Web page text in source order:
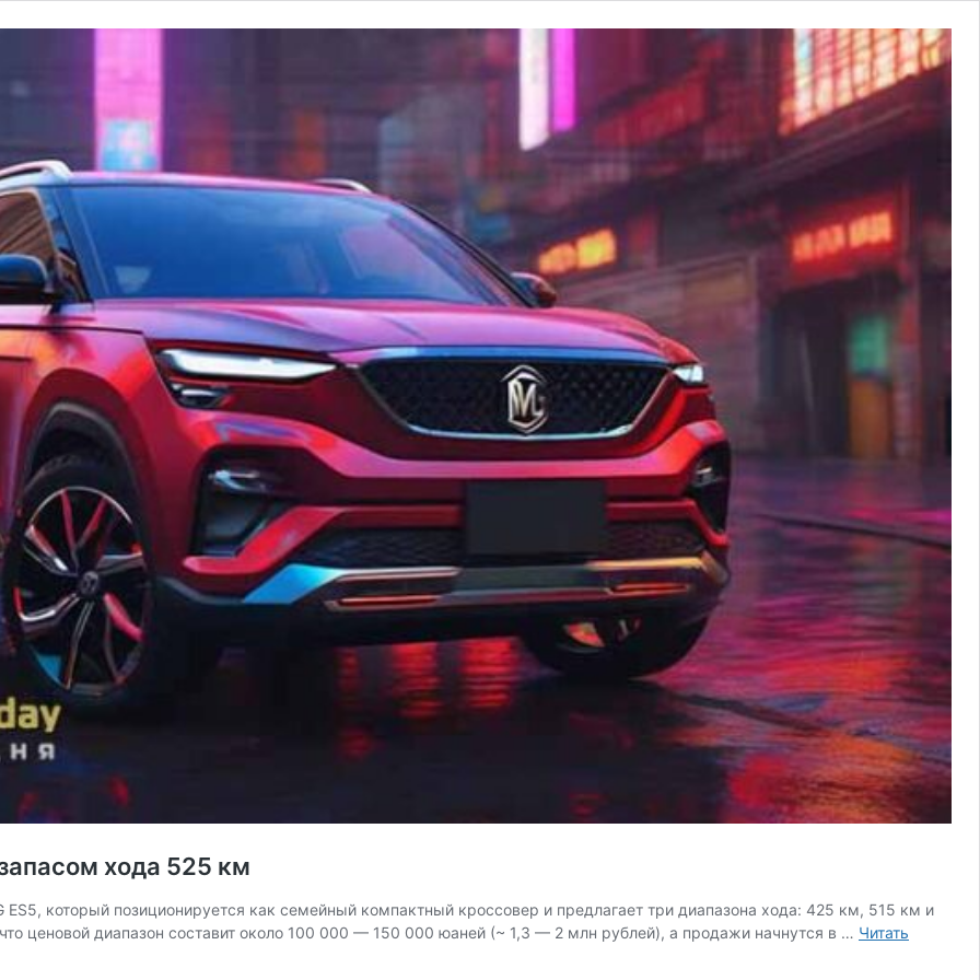
хода 525 км
ES5, который позиционируется как семейный компактный кроссовер и предлагает три диапазона хода: 425 км, 515 км и
ценовой диапазон составит около 100 000 — 150 000 юаней (~ 1,3 — 2 млн рублей), а продажи начнутся в … Читать